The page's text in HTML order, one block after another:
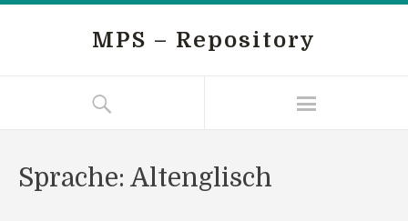
MPS – Repository
Sprache: Altenglisch